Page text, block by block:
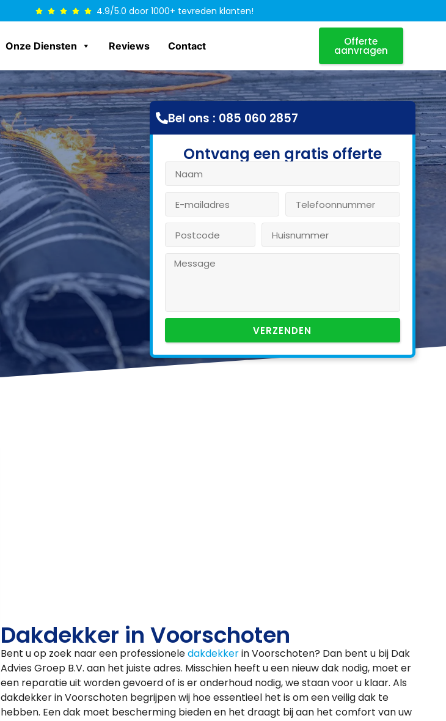
4.9/5.0 door 1000+ tevreden klanten!
Onze Diensten Reviews Contact Offerte
aanvragen
Bel ons : 085 060 2857
Ontvang een gratis offerte
VERZENDEN
Dakdekker in Voorschoten
Bent u op zoek naar een professioneledakdekkerin Voorschoten? Dan bent u bij Dak
Advies Groep B.V. aan het juiste adres. Misschien heeft u een nieuw dak nodig, moet er
een reparatie uit worden gevoerd of is er onderhoud nodig, we staan voor u klaar. Als
dakdekker in Voorschoten begrijpen wij hoe essentieel het is om een veilig dak te
hebben. Een dak moet bescherming bieden en het draagt bij aan het comfort van uw